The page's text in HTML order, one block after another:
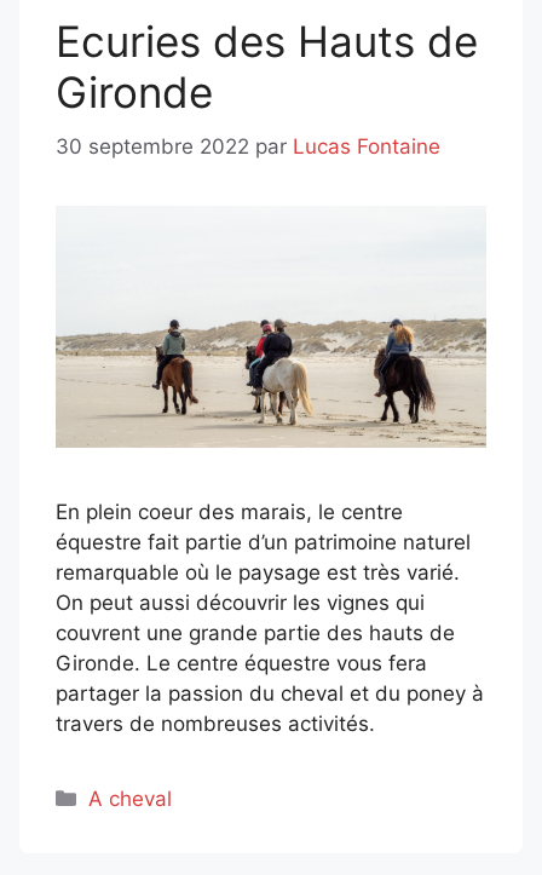
Ecuries des Hauts de
Gironde
30 septembre 2022 par Lucas Fontaine
En plein coeur des marais, le centre
équestre fait partie d’un patrimoine naturel
remarquable où le paysage est très varié.
On peut aussi découvrir les vignes qui
couvrent une grande partie des hauts de
Gironde. Le centre équestre vous fera
partager la passion du cheval et du poney à
travers de nombreuses activités.
Catégories
A cheval